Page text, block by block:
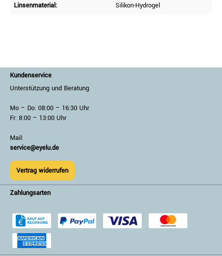
Linsenmaterial:
Silikon-Hydrogel
Kundenservice
Unterstützung und Beratung
Mo – Do: 08:00 – 16:30 Uhr
Fr: 8:00 – 13:00 Uhr
Mail:
service@eyelu.de
Vertrag widerrufen
Zahlungsarten